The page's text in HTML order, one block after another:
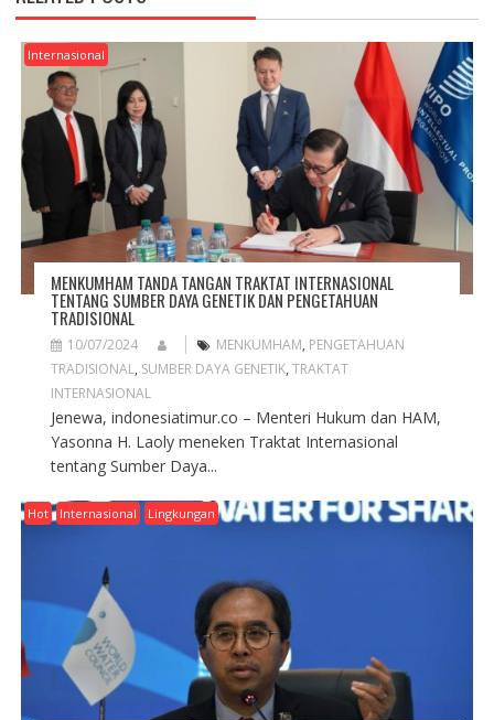
I
G
A
O
N
Internasional
MENKUMHAM TANDA TANGAN TRAKTAT INTERNASIONAL
TENTANG SUMBER DAYA GENETIK DAN PENGETAHUAN
TRADISIONAL
10/07/2024 MENKUMHAM, PENGETAHUAN
TRADISIONAL, SUMBER DAYA GENETIK, TRAKTAT
INTERNASIONAL
Jenewa, indonesiatimur.co – Menteri Hukum dan HAM,
Yasonna H. Laoly meneken Traktat Internasional
tentang Sumber Daya...
Hot Internasional Lingkungan